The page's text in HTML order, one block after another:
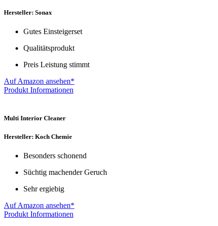
Hersteller: Sonax
Gutes Einsteigerset
Qualitätsprodukt
Preis Leistung stimmt
Auf Amazon ansehen*
Produkt Informationen
Multi Interior Cleaner
Hersteller: Koch Chemie
Besonders schonend
Süchtig machender Geruch
Sehr ergiebig
Auf Amazon ansehen*
Produkt Informationen